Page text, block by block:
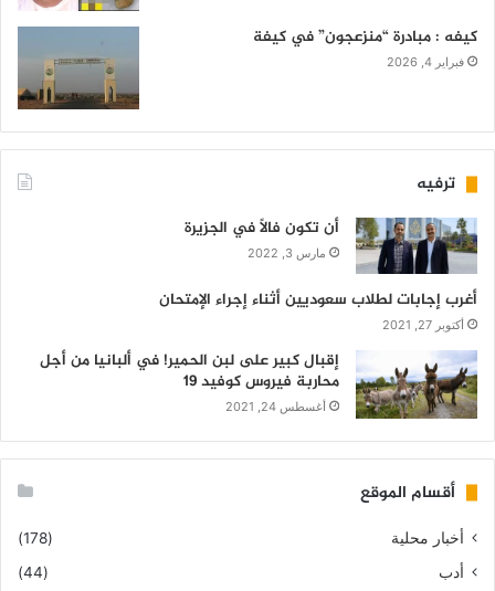
كيفه : مبادرة “منزعجون” في كيفة
فبراير 4, 2026
ترفيه
أن تكون فالاً في الجزيرة
مارس 3, 2022
أغرب إجابات لطلاب سعوديين أثناء إجراء الإمتحان
أكتوبر 27, 2021
إقبال كبير على لبن الحمير! في ألبانيا من أجل
محاربة فيروس كوفيد 19
أغسطس 24, 2021
أقسام الموقع
أخبار محلية
(178)
أدب
(44)